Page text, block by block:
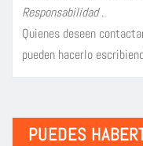
Responsabilidad.
Quienes deseen
pueden hacerlo
PUEDES